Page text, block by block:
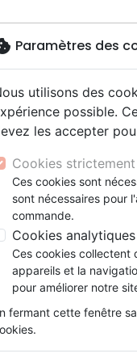
Couple
ansLatino, Folk
Soul
conférences
:
Paramètres des
utilisons des
possible.
les accepter
Cookies
Ces cookies sont
sont nécessaires pour
commande.
Cookies analytiques
Ces cookies collectent
appareils et la
pour améliorer notre
fermant cette fenêtre